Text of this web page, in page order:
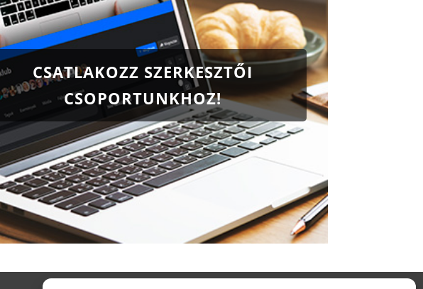
CSATLAKOZZ SZERKESZTŐI
CSOPORTUNKHOZ!